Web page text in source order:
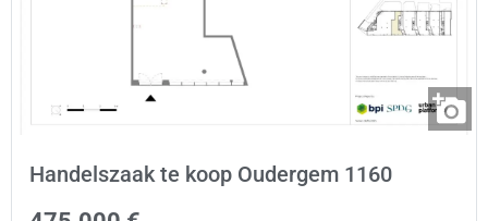
Handelszaak te koop Oudergem 1160